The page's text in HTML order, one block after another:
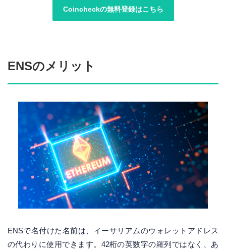
Coincheckの無料登録はこちら
ENSのメリット
ENSで名付けた名前は、イーサリアムのウォレットアドレス
の代わりに使用できます。42桁の英数字の羅列ではなく、あ